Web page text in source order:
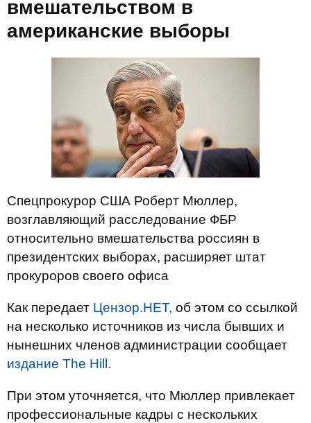
вмешательством в
американские выборы
Спецпрокурор США Роберт Мюллер,
возглавляющий расследование ФБР
относительно вмешательства россиян в
президентских выборах, расширяет штат
прокуроров своего офиса
Как передает Цензор.НЕТ, об этом со ссылкой
на несколько источников из числа бывших и
нынешних членов администрации сообщает
издание The Hill.
При этом уточняется, что Мюллер привлекает
профессиональные кадры с нескольких